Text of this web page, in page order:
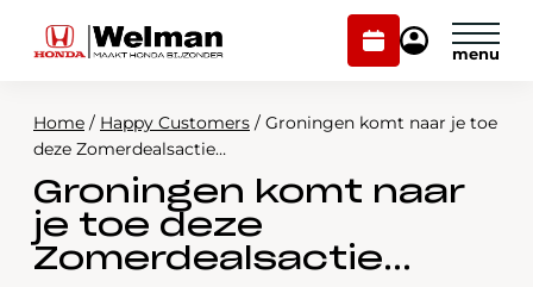
Plan
onderhoud
Mijn
Modellen
Voorraad
Onderhoud en service
Plan onderhoud
Mijn Honda Welman
Home / Happy Customers / Groningen komt naar je toe
deze Zomerdealsactie…
Groningen komt naar
je toe deze
Zomerdealsactie…